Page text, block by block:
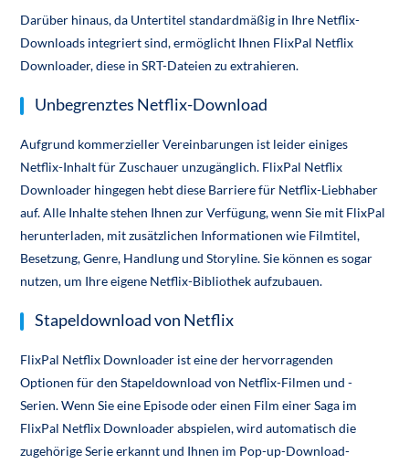
Darüber hinaus, da Untertitel standardmäßig in Ihre Netflix-
Downloads integriert sind, ermöglicht Ihnen FlixPal Netflix
Downloader, diese in SRT-Dateien zu extrahieren.
Unbegrenztes Netflix-Download
Aufgrund kommerzieller Vereinbarungen ist leider einiges
Netflix-Inhalt für Zuschauer unzugänglich. FlixPal Netflix
Downloader hingegen hebt diese Barriere für Netflix-Liebhaber
auf. Alle Inhalte stehen Ihnen zur Verfügung, wenn Sie mit FlixPal
herunterladen, mit zusätzlichen Informationen wie Filmtitel,
Besetzung, Genre, Handlung und Storyline. Sie können es sogar
nutzen, um Ihre eigene Netflix-Bibliothek aufzubauen.
Stapeldownload von Netflix
FlixPal Netflix Downloader ist eine der hervorragenden
Optionen für den Stapeldownload von Netflix-Filmen und -
Serien. Wenn Sie eine Episode oder einen Film einer Saga im
FlixPal Netflix Downloader abspielen, wird automatisch die
zugehörige Serie erkannt und Ihnen im Pop-up-Download-